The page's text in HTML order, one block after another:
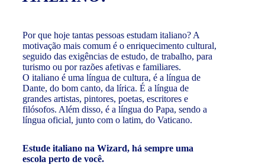
Por que hoje tantas pessoas estudam italiano? A
motivação mais comum é o enriquecimento cultural,
seguido das exigências de estudo, de trabalho, para
turismo ou por razões afetivas e familiares.
O italiano é uma língua de cultura, é a língua de
Dante, do bom canto, da lírica. É a língua de
grandes artistas, pintores, poetas, escritores e
filósofos. Além disso, é a língua do Papa, sendo a
língua oficial, junto com o latim, do Vaticano.
Estude italiano na Wizard, há sempre uma
escola perto de você.